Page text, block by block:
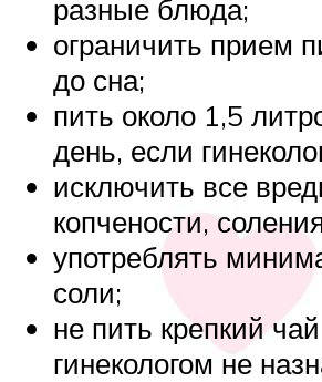
разные блюда;
ограничить прием
до сна;
пить около 1,5
день, если
исключить все
копчености,
употреблять
соли;
не пить крепкий
гинекологом не